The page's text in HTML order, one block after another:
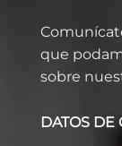
que
sobre
DATOS DE